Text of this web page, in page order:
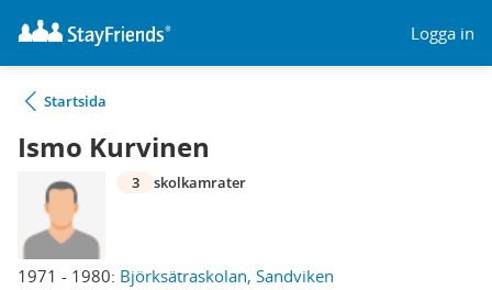
Logga in
Startsida
Ismo Kurvinen
1971 - 1980: Björksätraskolan, Sandviken
3 skolkamrater